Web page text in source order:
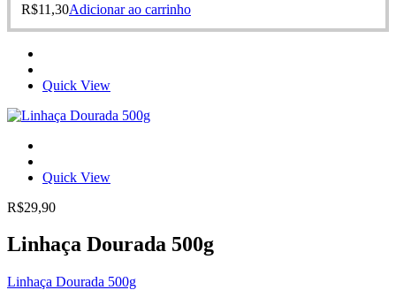
R$11,30Adicionar ao carrinho
Quick View
Quick View
R$29,90
Linhaça Dourada 500g
Linhaça Dourada 500g